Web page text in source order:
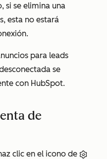
si se elimina una
esta no estará
para leads
se
con HubSpot.
de
clic en el icono de